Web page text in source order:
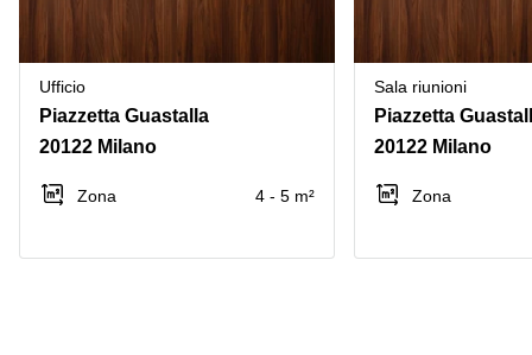
Ufficio
Piazzetta Guastalla
20122 Milano
Zona 4 - 5 m²
Sala riunioni
Piazzetta
20122 Milano
Zona